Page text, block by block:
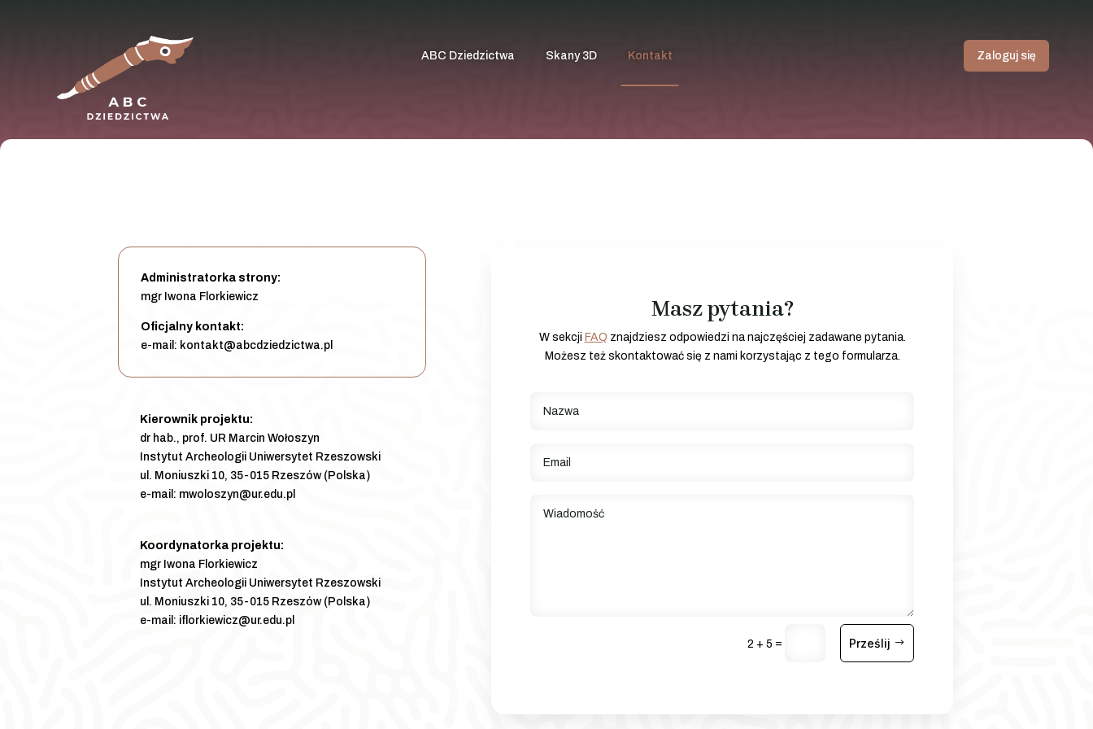
ABC Dziedzictwa Skany 3D Kontakt Zaloguj się
Administratorka strony:
mgr Iwona Florkiewicz
Oficjalny kontakt:
e-mail: kontakt@abcdziedzictwa.pl
Kierownik projektu:
dr hab., prof. UR Marcin Wołoszyn
Instytut Archeologii Uniwersytet Rzeszowski
ul. Moniuszki 10, 35-015 Rzeszów (Polska)
e-mail: mwoloszyn@ur.edu.pl
Koordynatorka projektu:
mgr Iwona Florkiewicz
Instytut Archeologii Uniwersytet Rzeszowski
ul. Moniuszki 10, 35-015 Rzeszów (Polska)
e-mail: iflorkiewicz@ur.edu.pl
Masz pytania?
W sekcji FAQ znajdziesz odpowiedzi na najczęściej zadawane pytania.
Możesz też skontaktować się z nami korzystając z tego formularza.
2 + 5 = Prześlij